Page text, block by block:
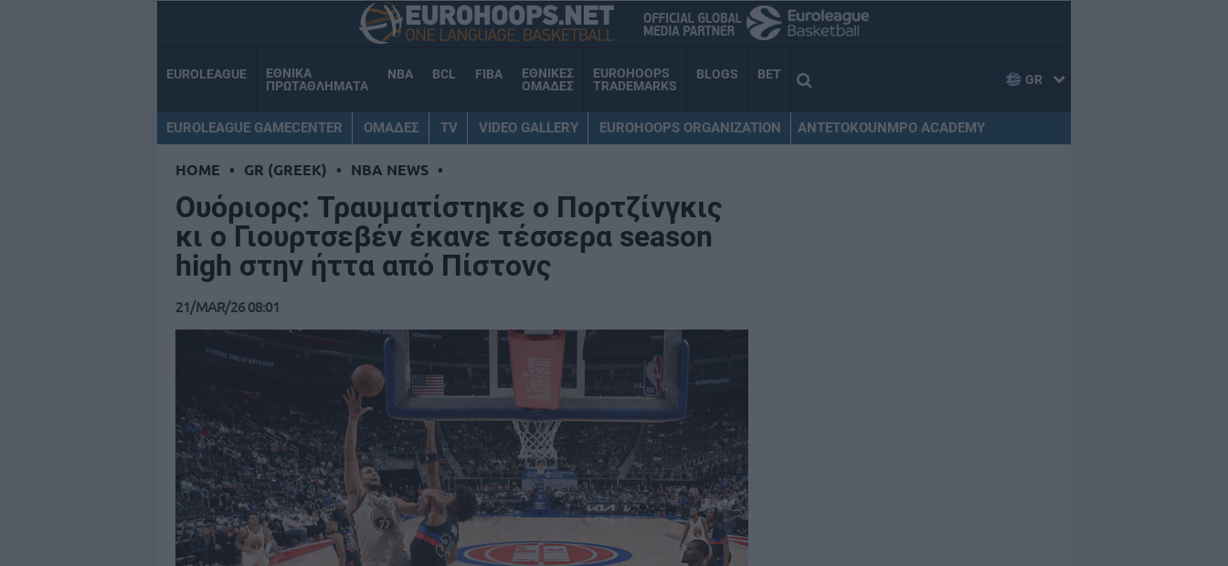
EUROLEAGUE
ΕΘΝΙΚΑ
ΠΡΩΤΑΘΛΗΜΑΤΑ
NBA BCL FIBA
ΕΘΝΙΚΕΣ
ΟΜΑΔΕΣ
EUROHOOPS
TRADEMARKS
BLOGS BET GR
EUROLEAGUE GAMECENTER ΟΜΑΔΕΣ TV VIDEO GALLERY EUROHOOPS ORGANIZATION ANTETOKOUNMPO ACADEMY
HOME • GR (GREEK) • NBA NEWS •
Ουόριορς: Τραυματίστηκε ο Πορτζίνγκις
κι ο Γιουρτσεβέν έκανε τέσσερα season
high στην ήττα από Πίστονς
21/MAR/26 08:01